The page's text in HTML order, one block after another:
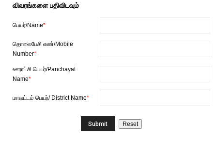
விவரங்களை பதிவிடவும்
பெயர்/Name*
தொலைபேசி எண்/Mobile
Number*
ஊராட்சி பெயர்/Panchayat
Name*
மாவட்டம் பெயர்/ District Name*